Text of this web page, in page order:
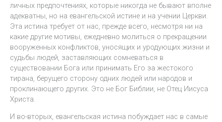
личных предпочтениях, которые никогда не бывают вполне
адекватны, но на евангельской истине и на учении Церкви.
Эта истина требует от нас, прежде всего, несмотря ни на
какие другие мотивы, ежедневно молиться о прекращении
вооруженных конфликтов, уносящих и уродующих жизни и
судьбы людей, заставляющих сомневаться в
существовании Бога или принимать Его за жестокого
тирана, берущего сторону одних людей или народов и
проклинающего других. Это не Бог Библии, не Отец Иисуса
Христа.
И во-вторых, евангельская истина побуждает нас в самые